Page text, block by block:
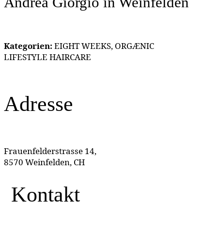
Kategorien: EIGHT WEEKS, ORGÆNIC
LIFESTYLE HAIRCARE
Adresse
Frauenfelderstrasse 14,
8570 Weinfelden, CH
Kontakt